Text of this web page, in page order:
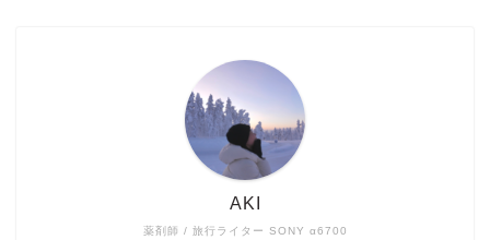
薬剤師 / 旅行ライター SONY α6700
AKI